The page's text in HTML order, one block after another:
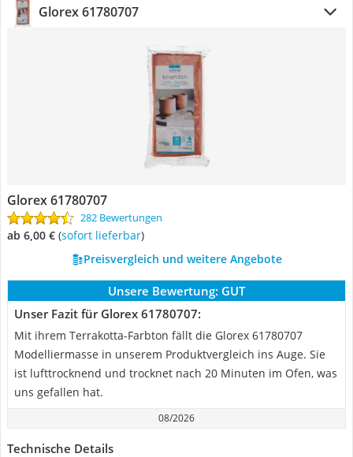
Glorex 61780707
Glorex 61780707
282 Bewertungen
ab 6,00 € ( Sofort lieferbar)
Preisvergleich und weitere Angebote
Unsere Bewertung: GUT
Unser Fazit für Glorex 61780707:
Mit ihrem Terrakotta-Farbton fällt die Glorex 61780707
Modelliermasse in unserem Produktvergleich ins Auge. Sie
ist lufttrocknend und trocknet nach 20 Minuten im Ofen, was
uns gefallen hat.
08/2026
Technische Details